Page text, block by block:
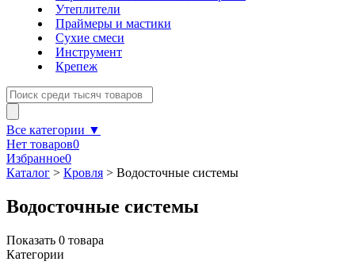
Утеплители
Праймеры и мастики
Сухие смеси
Инструмент
Крепеж
Все категории ▼
Нет товаров0
Избранное0
Каталог > Кровля > Водосточные системы
Водосточные системы
Показать 0 товара
Категории